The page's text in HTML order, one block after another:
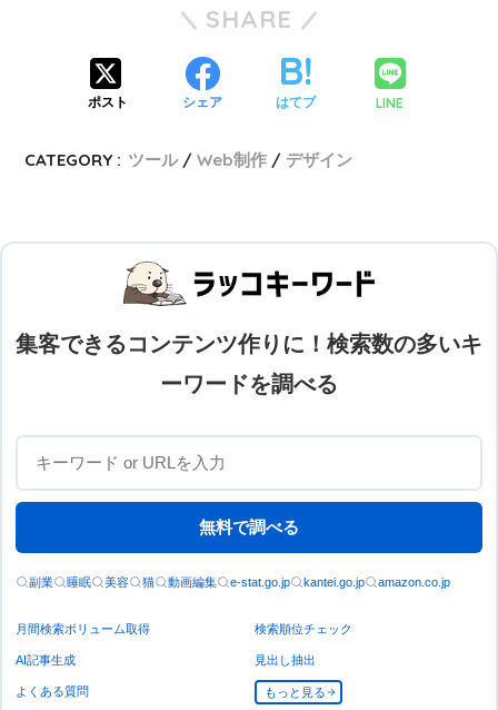
SHARE
ポスト シェア はてブ LINE
CATEGORY : ツール Web制作 デザイン
集客できるコンテンツ作りに！検索数の多いキ
ーワードを調べる
無料で調べる
副業 睡眠 美容 猫 動画編集 e-stat.go.jp kantei.go.jp amazon.co.jp
月間検索ボリューム取得 検索順位チェック
AI記事生成 見出し抽出
よくある質問 もっと見る